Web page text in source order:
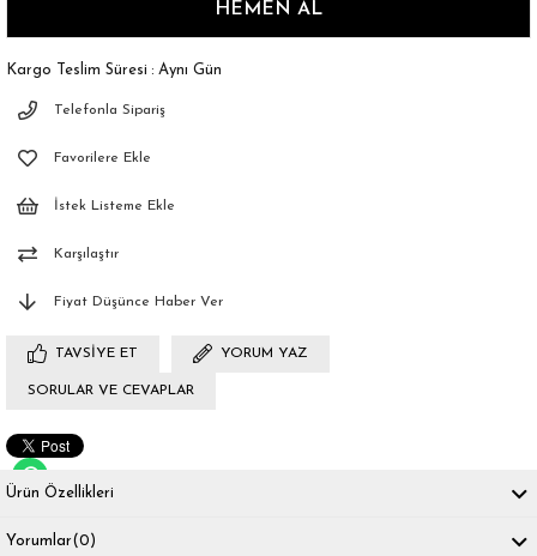
Kargo Teslim Süresi : Aynı Gün
Telefonla Sipariş
Favorilere Ekle
İstek Listeme Ekle
Karşılaştır
Fiyat Düşünce Haber Ver
TAVSIYE ET YORUM YAZ
SORULAR VE CEVAPLAR
Ürün Özellikleri
Yorumlar(0)